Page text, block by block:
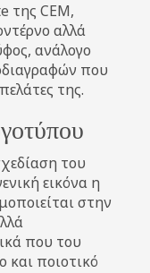
της CEM,
αλλά
ανάλογο
που
της.
του
εικόνα η
στην
που του
και ποιοτικό